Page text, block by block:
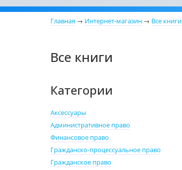
Главная → Интернет-магазин → Все книги
Все книги
Категории
Аксессуары
Административное право
Финансовое право
Гражданско-процессуальное право
Гражданское право